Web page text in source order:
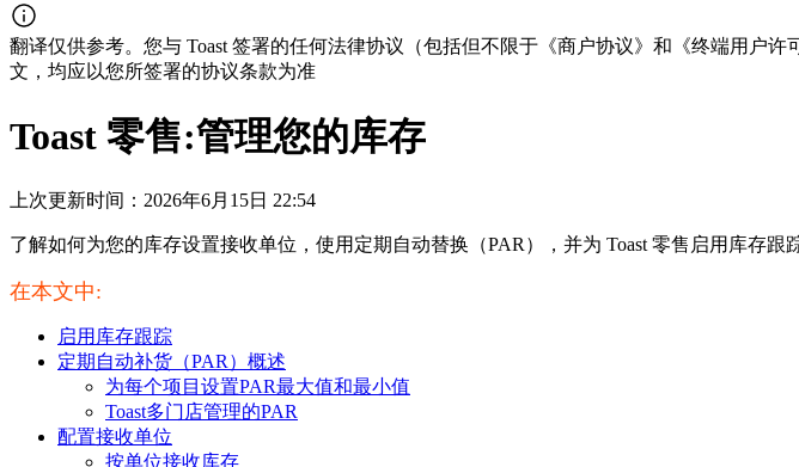
翻译仅供参考。您与 Toast 签署的任何法律协议（包括但不限于《商户协议》和《终端用户
文，均应以您所签署的协议条款为准
Toast 零售:管理您的库存
上次更新时间：2026年6月15日 22:54
了解如何为您的库存设置接收单位，使用定期自动替换（PAR），并为 Toast 零售启用库存跟
在本文中:
启用库存跟踪
定期自动补货（PAR）概述
为每个项目设置PAR最大值和最小值
Toast多门店管理的PAR
配置接收单位
按单位接收库存